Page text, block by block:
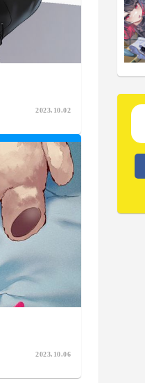
2023.10.02
2023.10.06